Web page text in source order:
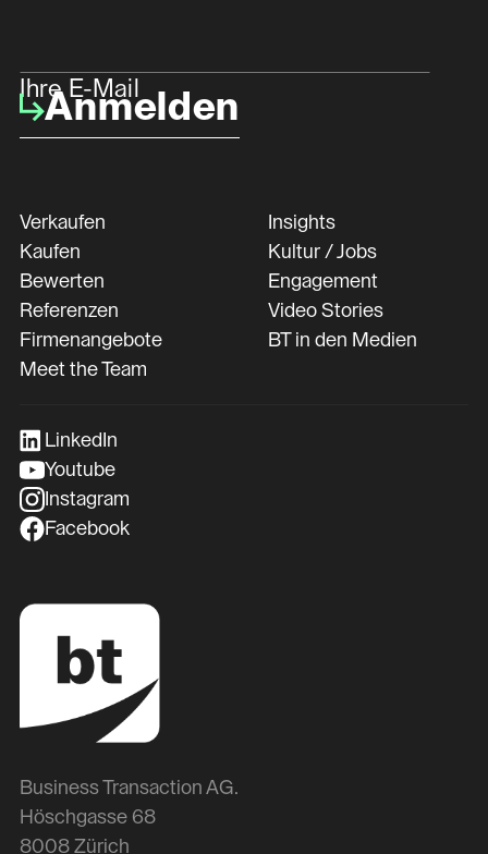
Ihre E-Mail
Anmelden
Verkaufen
Kaufen
Bewerten
Referenzen
Firmenangebote
Meet the Team
Insights
Kultur / Jobs
Engagement
Video Stories
BT in den Medien
LinkedIn
Youtube
Instagram
Facebook
Business Transaction AG.
Höschgasse 68
8008 Zürich